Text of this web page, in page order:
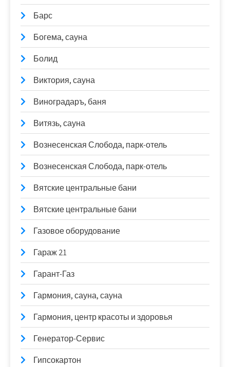
Барс
Богема, сауна
Болид
Виктория, сауна
Виноградаръ, баня
Витязь, сауна
Вознесенская Слобода, парк-отель
Вознесенская Слобода, парк-отель
Вятские центральные бани
Вятские центральные бани
Газовое оборудование
Гараж 21
Гарант-Газ
Гармония, сауна, сауна
Гармония, центр красоты и здоровья
Генератор-Сервис
Гипсокартон